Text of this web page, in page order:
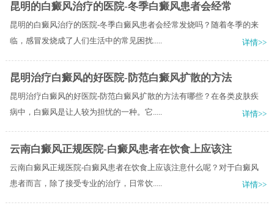
昆明的白癜风治疗的医院-冬季白癜风患者会经常
昆明的白癜风治疗的医院-冬季白癜风患者会经常发烧吗？随着冬季的来
临，感冒发烧成了人们生活中的常见困扰.....
详情>>
昆明治疗白癜风的好医院-防范白癜风扩散的方法
昆明治疗白癜风的好医院-防范白癜风扩散的方法有哪些？在各类皮肤疾
病中，白癜风是让人较为担忧的一种。它.....
详情>>
云南白癜风正规医院-白癜风患者在饮食上应该注
云南白癜风正规医院-白癜风患者在饮食上应该注意什么呢？对于白癜风
患者而言，除了接受专业的治疗，日常饮.....
详情>>